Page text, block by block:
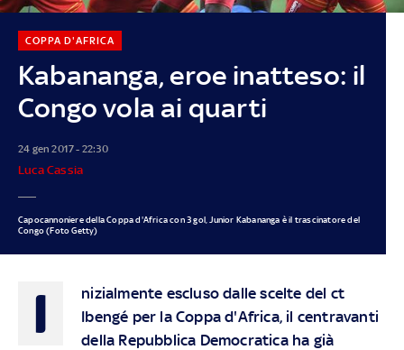
Kabananga, eroe inatteso: il
Congo vola ai quarti
COPPA D'AFRICA
24 gen 2017 - 22:30
Luca Cassia
Capocannoniere della Coppa d'Africa con 3 gol, Junior Kabananga è il trascinatore del
Congo (Foto Getty)
I
nizialmente escluso dalle scelte del ct
Ibengé per la Coppa d'Africa, il centravanti
della Repubblica Democratica ha già